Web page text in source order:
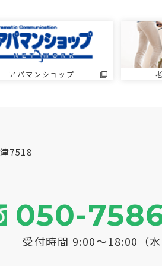
アパマンショップ
7518
050-
受付時間 9:00～18:00（水